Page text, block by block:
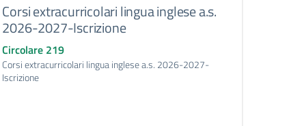
Corsi extracurricolari lingua inglese a.s.
2026-2027-Iscrizione
Circolare 219
Corsi extracurricolari lingua inglese a.s. 2026-2027-
Iscrizione